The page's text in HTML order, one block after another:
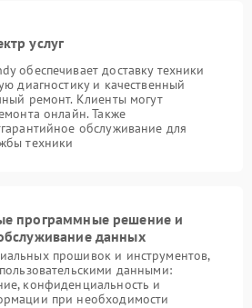
услуг
обеспечивает доставку техники
диагностику и качественный
ремонт. Клиенты могут
онлайн. Также
обслуживание для
техники
программные решение и
данных
прошивок и инструментов,
данными:
конфиденциальность и
при необходимости